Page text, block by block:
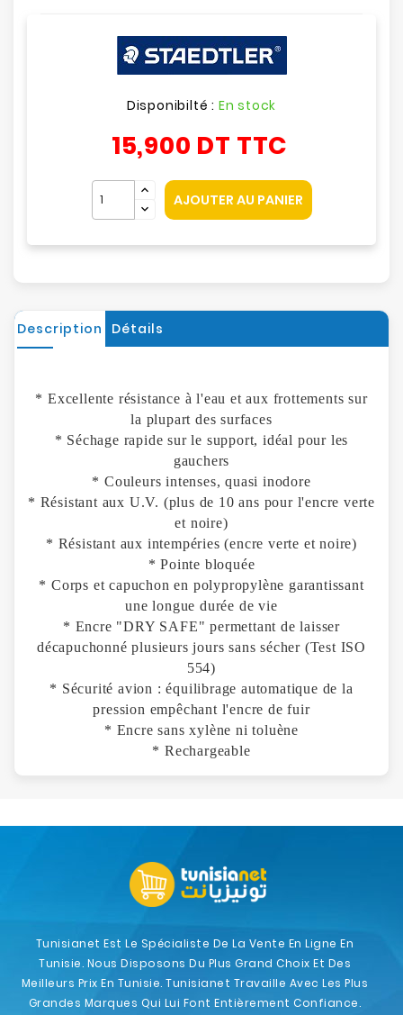
Disponibilté : En stock
15,900 DT TTC
AJOUTER AU PANIER
Description Détails
* Excellente résistance à l'eau et aux frottements sur
la plupart des surfaces
* Séchage rapide sur le support, idéal pour les
gauchers
* Couleurs intenses, quasi inodore
* Résistant aux U.V. (plus de 10 ans pour l'encre verte
et noire)
* Résistant aux intempéries (encre verte et noire)
* Pointe bloquée
* Corps et capuchon en polypropylène garantissant
une longue durée de vie
* Encre "DRY SAFE" permettant de laisser
décapuchonné plusieurs jours sans sécher (Test ISO
554)
* Sécurité avion : équilibrage automatique de la
pression empêchant l'encre de fuir
* Encre sans xylène ni toluène
* Rechargeable
Tunisianet Est Le Spécialiste De La Vente En Ligne En
Tunisie. Nous Disposons Du Plus Grand Choix Et Des
Meilleurs Prix En Tunisie. Tunisianet Travaille Avec Les Plus
Grandes Marques Qui Lui Font Entièrement Confiance.